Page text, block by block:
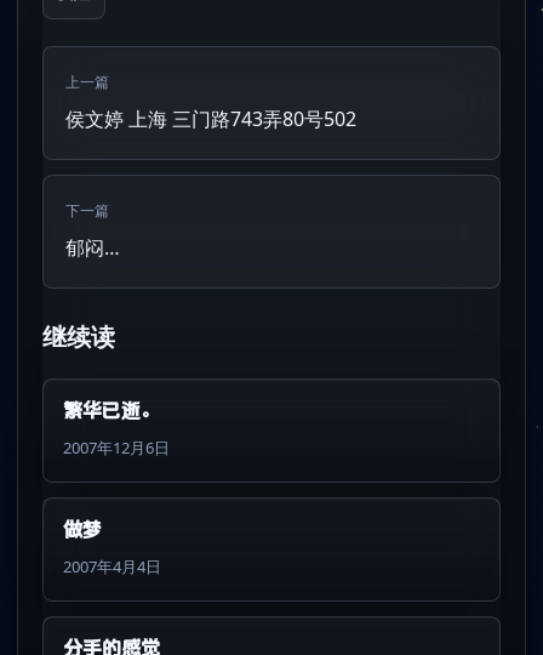
上一篇
侯文婷 上海 三门路743弄80号502
下一篇
郁闷…
继续读
繁华已逝。
2007年12月6日
做梦
2007年4月4日
分手的感觉